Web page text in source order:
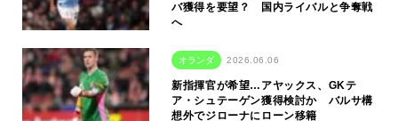
バ獲得を要望？ 国内ライバルと争奪戦
へ
オランダ 2026.06.06
新指揮官が希望…アヤックス、GKテ
ア・シュテーゲン獲得検討か バルサ構
想外でジローナにローン移籍